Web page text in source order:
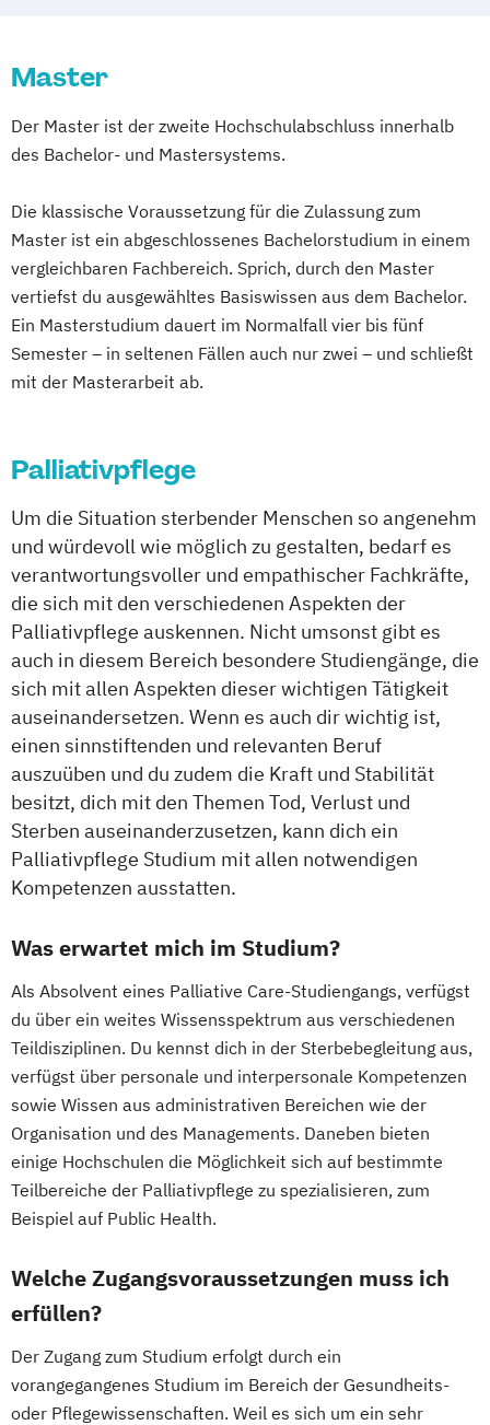
Lehramt an Berufskollegs – Berufliche
Gesundheitswissenschaft/Pflege
Management in Pflege- und
Palliative Care
Pflege - berufsbegleitende Variante
Pflege - duale Variante
Pflege- und Gesundheitsmanagement
Psychiatrische Pflege/Psychische
Gesundheit
Logopädie
Master
Der Master ist der zweite Hochschulabschluss innerhalb
des Bachelor- und Mastersystems.
Die klassische Voraussetzung für die Zulassung zum
Master ist ein abgeschlossenes Bachelorstudium in einem
vergleichbaren Fachbereich. Sprich, durch den Master
vertiefst du ausgewähltes Basiswissen aus dem Bachelor.
Ein Masterstudium dauert im Normalfall vier bis fünf
Semester – in seltenen Fällen auch nur zwei – und schließt
mit der Masterarbeit ab.
Palliativpflege
Um die Situation sterbender Menschen so angenehm
und würdevoll wie möglich zu gestalten, bedarf es
verantwortungsvoller und empathischer Fachkräfte,
die sich mit den verschiedenen Aspekten der
Palliativpflege auskennen. Nicht umsonst gibt es
auch in diesem Bereich besondere Studiengänge, die
sich mit allen Aspekten dieser wichtigen Tätigkeit
auseinandersetzen. Wenn es auch dir wichtig ist,
einen sinnstiftenden und relevanten Beruf
auszuüben und du zudem die Kraft und Stabilität
besitzt, dich mit den Themen Tod, Verlust und
Sterben auseinanderzusetzen, kann dich ein
Palliativpflege Studium mit allen notwendigen
Kompetenzen ausstatten.
Was erwartet mich im Studium?
Als Absolvent eines Palliative Care-Studiengangs, verfügst
du über ein weites Wissensspektrum aus verschiedenen
Teildisziplinen. Du kennst dich in der Sterbebegleitung aus,
verfügst über personale und interpersonale Kompetenzen
sowie Wissen aus administrativen Bereichen wie der
Organisation und des Managements. Daneben bieten
einige Hochschulen die Möglichkeit sich auf bestimmte
Teilbereiche der Palliativpflege zu spezialisieren, zum
Beispiel auf Public Health.
Welche Zugangsvoraussetzungen muss ich
erfüllen?
Der Zugang zum Studium erfolgt durch ein
vorangegangenes Studium im Bereich der Gesundheits-
oder Pflegewissenschaften. Weil es sich um ein sehr